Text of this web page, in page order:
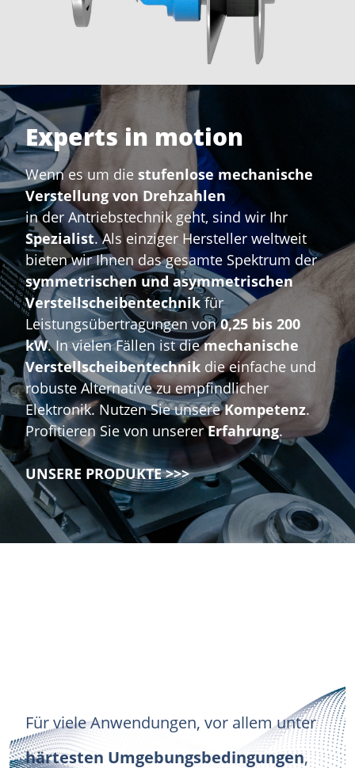
Experts in motion
Wenn es um diestufenlose mechanische
Verstellung von Drehzahlen
in der Antriebstechnik geht, sind wir Ihr
Spezialist. Als einziger Hersteller weltweit
bieten wir Ihnen das gesamte Spektrum der
symmetrischen und asymmetrischen
Verstellscheibentechnikfür
Leistungsübertragungen von0,25 bis 200
kW. In vielen Fällen ist diemechanische
Verstellscheibentechnik die einfache und
robuste Alternative zu empfindlicher
Elektronik. Nutzen Sie unsereKompetenz.
Profitieren Sie von unsererErfahrung.
UNSERE PRODUKTE >>>
Für viele Anwendungen, vor allem unter
härtesten Umgebungsbedingungen,